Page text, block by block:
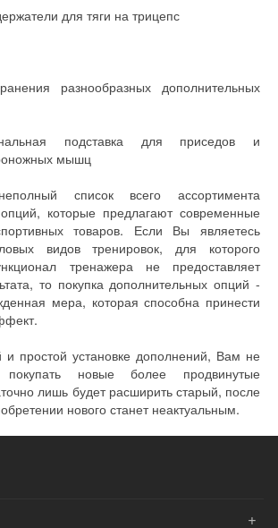
для тяги на трицепс
разнообразных дополнительных
подставка для приседов и
мышц
список всего ассортимента
которые предлагают современные
товаров. Если Вы являетесь
видов тренировок, для которого
тренажера не предоставляет
то покупка дополнительных опций -
мера, которая способна принести
и простой установке дополнений, Вам не
новые более продвинутые
лишь будет расширить старый, после
нового станет неактуальным.
+